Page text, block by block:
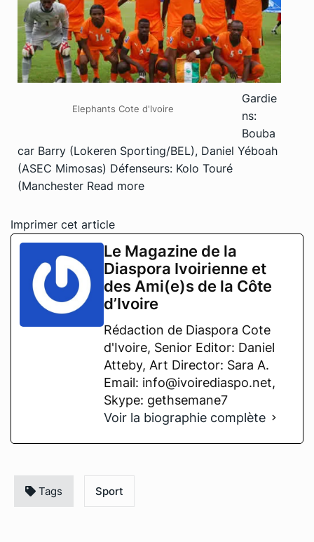
Elephants Cote d'Ivoire
Gardie
ns:
Bouba
car Barry (Lokeren Sporting/BEL), Daniel Yéboah
(ASEC Mimosas) Défenseurs: Kolo Touré
(Manchester Read more
Imprimer cet article
Le Magazine de la
Diaspora Ivoirienne et
des Ami(e)s de la Côte
d’Ivoire
Rédaction de Diaspora Cote
d'Ivoire, Senior Editor: Daniel
Atteby, Art Director: Sara A.
Email: info@ivoirediaspo.net,
Skype: gethsemane7
Voir la biographie complète
Tags Sport